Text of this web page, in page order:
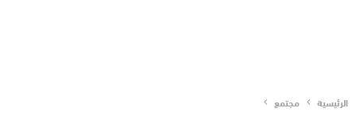
الرئيسية مجتمع